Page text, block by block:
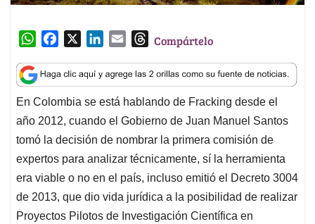
W
a
t
s
A
p
p
c
e
b
o
o
k
n
k
e
d
I
n
a
i
l
T
r
e
a
d
s
Compártelo
En Colombia se está hablando de Fracking desde el
año 2012, cuando el Gobierno de Juan Manuel Santos
tomó la decisión de nombrar la primera comisión de
expertos para analizar técnicamente, sí la herramienta
era viable o no en el país, incluso emitió el Decreto 3004
de 2013, que dio vida jurídica a la posibilidad de realizar
Proyectos Pilotos de Investigación Científica en